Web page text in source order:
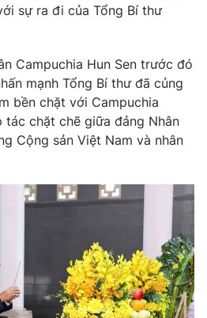
Thị Mỹ Hạnh, Phạm Quốc Thắng,
931 - 024.38 355 932
024.66 897 897
sự ra đi của Tổng Bí thư
Campuchia Hun Sen trước đó
mạnh Tổng Bí thư đã củng
bền chặt với Campuchia
tác chặt chẽ giữa đảng Nhân
Cộng sản Việt Nam và nhân